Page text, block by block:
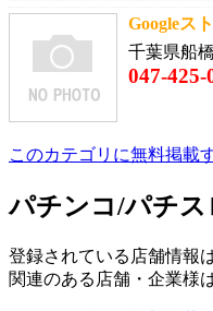
Googleス
千葉県船
047-425-
このカテゴリに無料掲載
パチンコ/パチス
登録されている店舗情報
関連のある店舗・企業様